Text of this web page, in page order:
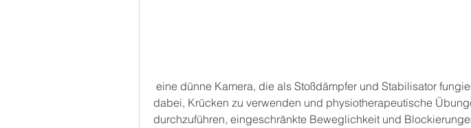
dabei, Krücken zu verwenden und physiotherapeutische
durchzuführen, eingeschränkte Beweglichkeit und